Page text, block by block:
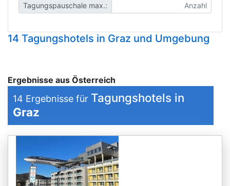
Tagungspauschale max.:
14 Tagungshotels in Graz und Umgebung
Ergebnisse aus Österreich
14 Ergebnisse für Tagungshotels in
Graz